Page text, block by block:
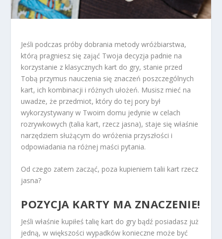
Jeśli podczas próby dobrania metody wróżbiarstwa,
którą pragniesz się zająć Twoja decyzja padnie na
korzystanie z klasycznych kart do gry, stanie przed
Tobą przymus nauczenia się znaczeń poszczególnych
kart, ich kombinacji i różnych ułożeń. Musisz mieć na
uwadze, że przedmiot, który do tej pory był
wykorzystywany w Twoim domu jedynie w celach
rozrywkowych (talia kart, rzecz jasna), staje się właśnie
narzędziem służącym do wróżenia przyszłości i
odpowiadania na różnej maści pytania.
Od czego zatem zacząć, poza kupieniem talii kart rzecz
jasna?
POZYCJA KARTY MA ZNACZENIE!
Jeśli właśnie kupiłeś talię kart do gry bądź posiadasz już
jedną, w większości wypadków konieczne może być